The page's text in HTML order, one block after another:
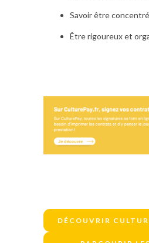
Savoir être concentré
Être rigoureux et
DÉCOUVRIR